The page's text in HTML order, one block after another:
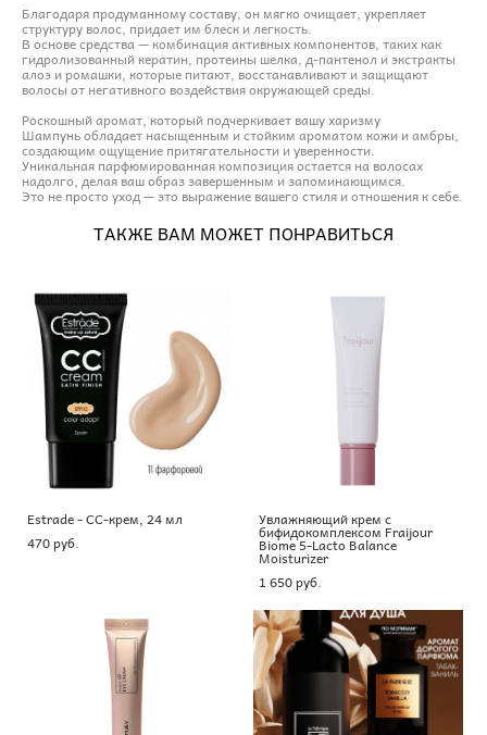
Благодаря продуманному составу, он мягко очищает, укрепляет
структуру волос, придает им блеск и легкость.
В основе средства — комбинация активных компонентов, таких как
гидролизованный кератин, протеины шелка, д-пантенол и экстракты
алоэ и ромашки, которые питают, восстанавливают и защищают
волосы от негативного воздействия окружающей среды.
Роскошный аромат, который подчеркивает вашу харизму
Шампунь обладает насыщенным и стойким ароматом кожи и амбры,
создающим ощущение притягательности и уверенности.
Уникальная парфюмированная композиция остается на волосах
надолго, делая ваш образ завершенным и запоминающимся.
Это не просто уход — это выражение вашего стиля и отношения к себе.
ТАКЖЕ ВАМ МОЖЕТ ПОНРАВИТЬСЯ
Estrade - СС-крем, 24 мл
470 pуб.
Увлажняющий крем с
бифидокомплексом Fraijour
Biome 5-Lacto Balance
Moisturizer
1 650 pуб.